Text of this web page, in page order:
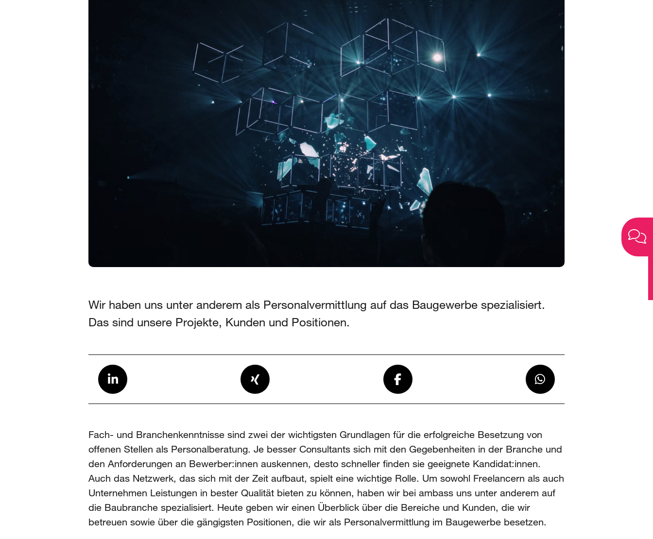
Wir haben uns unter anderem als Personalvermittlung auf das Baugewerbe spezialisiert.
Das sind unsere Projekte, Kunden und Positionen.
Fach- und Branchenkenntnisse sind zwei der wichtigsten Grundlagen für die erfolgreiche Besetzung von
offenen Stellen als Personalberatung. Je besser Consultants sich mit den Gegebenheiten in der Branche und
den Anforderungen an Bewerber:innen auskennen, desto schneller finden sie geeignete Kandidat:innen.
Auch das Netzwerk, das sich mit der Zeit aufbaut, spielt eine wichtige Rolle. Um sowohl Freelancern als auch
Unternehmen Leistungen in bester Qualität bieten zu können, haben wir bei ambass uns unter anderem auf
die Baubranche spezialisiert. Heute geben wir einen Überblick über die Bereiche und Kunden, die wir
betreuen sowie über die gängigsten Positionen, die wir als Personalvermittlung im Baugewerbe besetzen.